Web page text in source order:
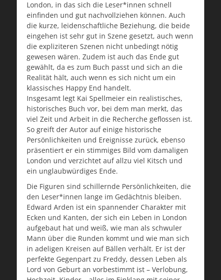
London, in das sich die Leser*innen schnell
einfinden und gut nachvollziehen können. Auch
die kurze, leidenschaftliche Beziehung, die beide
eingehen ist sehr gut in Szene gesetzt, auch wenn
die expliziteren Szenen nicht unbedingt nötig
gewesen wären. Zudem ist auch das Ende gut
gewählt, da es zum Buch passt und sich an die
Realität hält, auch wenn es sich nicht um ein
klassisches Happy End handelt.
Insgesamt legt Kai Spellmeier ein realistisches,
historisches Buch vor, bei dem man merkt, das
viel Zeit und Arbeit in die Recherche geflossen ist.
So greift der Autor auf einige historische
Persönlichkeiten und Ereignisse zurück, ebenso
präsentiert er ein stimmiges Bild vom damaligen
London und verzichtet auf allzu viel Kitsch und
ein unglaubwürdiges Ende.
Die Figuren sind schillernde Persönlichkeiten, die
den Leser*innen lange im Gedächtnis bleiben.
Edward Arden ist ein spannender Charakter mit
Ecken und Kanten, der sich ein Leben in London
aufgebaut hat und weiß, wie man als schwuler
Mann über die Runden kommt und wie man sich
in adeligen Kreisen auf Bällen verhält. Er ist der
perfekte Gegenpart zu Freddy, dessen Leben als
Lord von Geburt an vorbestimmt ist – Verlobung,